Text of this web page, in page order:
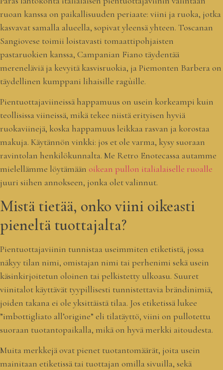
ruoan kanssa on paikallisuuden periaate: viini ja ruoka, jotka
kasvavat samalla alueella, sopivat yleensä yhteen. Toscanan
Sangiovese toimii loistavasti tomaattipohjaisten
pastaruokien kanssa, Campanian Fiano täydentää
mereneläviä ja kevyitä kasvisruokia, ja Piemonten Barbera on
täydellinen kumppani lihaisille ragùille.
Pientuottajaviineissä happamuus on usein korkeampi kuin
teollisissa viineissä, mikä tekee niistä erityisen hyviä
ruokaviinejä, koska happamuus leikkaa rasvan ja korostaa
makuja. Käytännön vinkki: jos et ole varma, kysy suoraan
ravintolan henkilökunnalta. Me Retro Enotecassa autamme
mielellämme löytämään oikean pullon italialaiselle ruoalle
juuri siihen annokseen, jonka olet valinnut.
Mistä tietää, onko viini oikeasti
pieneltä tuottajalta?
Pientuottajaviinin tunnistaa useimmiten etiketistä, jossa
näkyy tilan nimi, omistajan nimi tai perhenimi sekä usein
käsinkirjoitetun oloinen tai pelkistetty ulkoasu. Suuret
viinitalot käyttävät tyypillisesti tunnistettavia brändinimiä,
joiden takana ei ole yksittäistä tilaa. Jos etiketissä lukee
”imbottigliato all’origine” eli tilatäyttö, viini on pullotettu
suoraan tuotantopaikalla, mikä on hyvä merkki aitoudesta.
Muita merkkejä ovat pienet tuotantomäärät, joita usein
mainitaan etiketissä tai tuottajan omilla sivuilla, sekä